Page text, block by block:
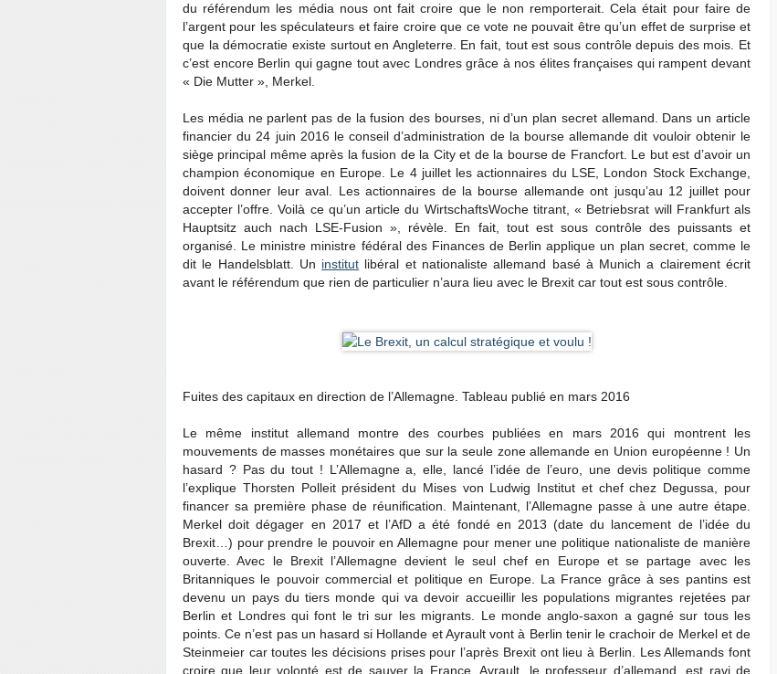
du référendum les média nous ont fait croire que le non remporterait. Cela était pour faire de
l’argent pour les spéculateurs et faire croire que ce vote ne pouvait être qu’un effet de surprise et
que la démocratie existe surtout en Angleterre. En fait, tout est sous contrôle depuis des mois. Et
c’est encore Berlin qui gagne tout avec Londres grâce à nos élites françaises qui rampent devant
« Die Mutter », Merkel.
Les média ne parlent pas de la fusion des bourses, ni d’un plan secret allemand. Dans un article
financier du 24 juin 2016 le conseil d’administration de la bourse allemande dit vouloir obtenir le
siège principal même après la fusion de la City et de la bourse de Francfort. Le but est d’avoir un
champion économique en Europe. Le 4 juillet les actionnaires du LSE, London Stock Exchange,
doivent donner leur aval. Les actionnaires de la bourse allemande ont jusqu’au 12 juillet pour
accepter l’offre. Voilà ce qu’un article du WirtschaftsWoche titrant, « Betriebsrat will Frankfurt als
Hauptsitz auch nach LSE-Fusion », révèle. En fait, tout est sous contrôle des puissants et
organisé. Le ministre ministre fédéral des Finances de Berlin applique un plan secret, comme le
dit le Handelsblatt. Un institut libéral et nationaliste allemand basé à Munich a clairement écrit
avant le référendum que rien de particulier n’aura lieu avec le Brexit car tout est sous contrôle.
Fuites des capitaux en direction de l’Allemagne. Tableau publié en mars 2016
Le même institut allemand montre des courbes publiées en mars 2016 qui montrent les
mouvements de masses monétaires que sur la seule zone allemande en Union européenne ! Un
hasard ? Pas du tout ! L’Allemagne a, elle, lancé l’idée de l’euro, une devis politique comme
l’explique Thorsten Polleit président du Mises von Ludwig Institut et chef chez Degussa, pour
financer sa première phase de réunification. Maintenant, l’Allemagne passe à une autre étape.
Merkel doit dégager en 2017 et l’AfD a été fondé en 2013 (date du lancement de l’idée du
Brexit…) pour prendre le pouvoir en Allemagne pour mener une politique nationaliste de manière
ouverte. Avec le Brexit l’Allemagne devient le seul chef en Europe et se partage avec les
Britanniques le pouvoir commercial et politique en Europe. La France grâce à ses pantins est
devenu un pays du tiers monde qui va devoir accueillir les populations migrantes rejetées par
Berlin et Londres qui font le tri sur les migrants. Le monde anglo-saxon a gagné sur tous les
points. Ce n’est pas un hasard si Hollande et Ayrault vont à Berlin tenir le crachoir de Merkel et de
Steinmeier car toutes les décisions prises pour l’après Brexit ont lieu à Berlin. Les Allemands font
croire que leur volonté est de sauver la France. Ayrault, le professeur d’allemand, est ravi de